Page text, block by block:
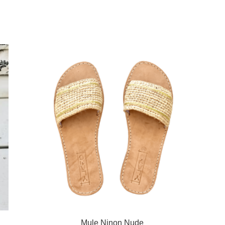
Mule Ninon Nude